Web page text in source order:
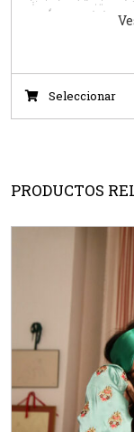
Seleccionar
PRODUCTOS